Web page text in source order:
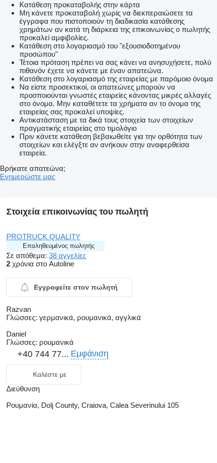
Κατάθεση προκαταβολής στην κάρτα
Μη κάνετε προκαταβολή χωρίς να διεκπεραιώσετε τα
έγγραφα που πιστοποιούν τη διαδικασία κατάθεσης
χρημάτων αν κατά τη διάρκεια της επικοινωνίας ο πωλητής
προκαλεί αμφιβολίες.
Κατάθεση στο λογαριασμό του "εξουσιοδοτημένου
προσώπου"
Τέτοια πρόταση πρέπει να σας κάνει να ανησυχήσετε, πολύ
πιθανόν έχετε να κάνετε με έναν απατεώνα.
Κατάθεση στο λογαριασμό της εταιρείας με παρόμοιο όνομα
Να είστε προσεκτικοί, οι απατεώνες μπορούν να
προσποιούνται γνωστές εταιρείες κάνοντας μικρές αλλαγές
στο όνομα. Μην καταθέτετε τα χρήματα αν το όνομα της
εταιρείας σας προκαλεί υποψίες.
Αντικατάσταση με τα δικά τους στοιχεία των στοιχείων
πραγματικής εταιρείας στο τιμολόγιο
Πριν κάνετε κατάθεση βεβαιωθείτε για την ορθότητα των
στοιχείων και ελέγξτε αν ανήκουν στην αναφερθείσα
εταιρεία.
Βρήκατε απατεώνα;
Ενημερώστε μας
Στοιχεία επικοινωνίας του πωλητή
PROTRUCK QUALITY
Επαληθευμένος πωλητής
Σε απόθεμα: 38 αγγελίες
2 χρόνια στο Autoline
Εγγραφείτε στον πωλητή
Razvan
Γλώσσες: γερμανικά, ρουμανικά, αγγλικά
Daniel
Γλώσσες: ρουμανικά
+40 744 77... Εμφάνιση
Καλέστε με
Διεύθυνση
Ρουμανία, Dolj County, Craiova, Calea Severinului 105